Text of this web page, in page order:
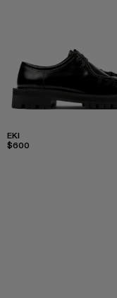
EKI
$600